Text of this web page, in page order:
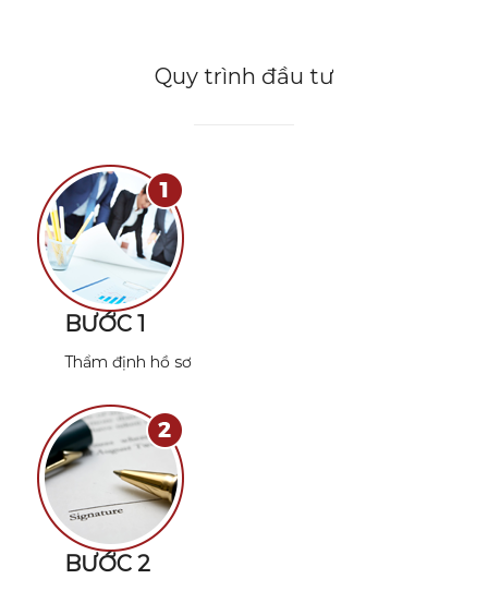
Quy trình đầu tư
BƯỚC 1
Thẩm định hồ sơ
BƯỚC 2